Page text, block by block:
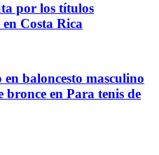
por los títulos
Costa Rica
baloncesto masculino
bronce en Para tenis de